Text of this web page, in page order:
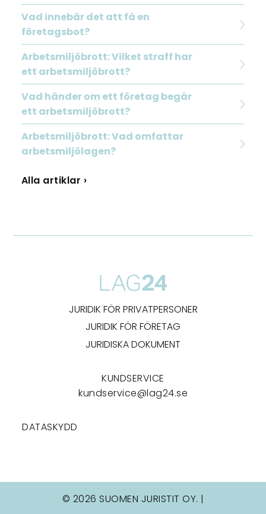
Vad innebär det att få en
företagsbot?
Arbetsmiljöbrott: Vilket straff har
ett arbetsmiljöbrott?
Vad händer om ett företag begår
ett arbetsmiljöbrott?
Arbetsmiljöbrott: Vad omfattar
arbetsmiljölagen?
Alla artiklar ›
JURIDIK FÖR PRIVATPERSONER
JURIDIK FÖR FÖRETAG
JURIDISKA DOKUMENT
KUNDSERVICE
kundservice@lag24.se
DATASKYDD
© 2026 SUOMEN JURISTIT OY. |